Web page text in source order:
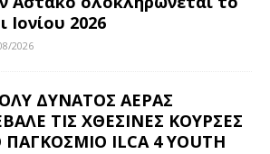
Ιονίου 2026
2026
ΔΥΝΑΤΟΣ ΑΕΡΑΣ
ΤΙΣ ΧΘΕΣΙΝΕΣ ΚΟΥΡΣΕΣ
ΠΑΓΚΟΣΜΙΟ ILCA 4 YOUTH